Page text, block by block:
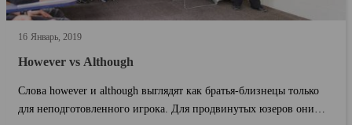
16 Январь 2019
However vs Although
Слова however и although выглядят как братья-близнецы только
для неподготовленного игрока. Для продвинутых юзеров они